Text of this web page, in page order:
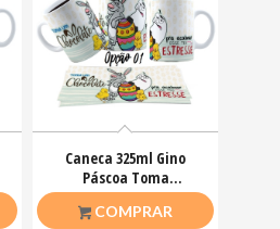
Caneca 325ml Gino
Páscoa Toma
chocolate pra acalmar
esse teu estresse
COMPRAR